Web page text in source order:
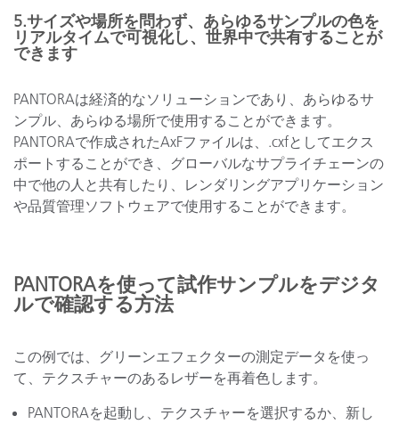
5.サイズや場所を問わず、あらゆるサンプルの色を
リアルタイムで可視化し、世界中で共有することが
できます
PANTORAは経済的なソリューションであり、あらゆるサ
ンプル、あらゆる場所で使用することができます。
PANTORAで作成されたAxFファイルは、.cxfとしてエクス
ポートすることができ、グローバルなサプライチェーンの
中で他の人と共有したり、レンダリングアプリケーション
や品質管理ソフトウェアで使用することができます。
PANTORAを使って試作サンプルをデジタ
ルで確認する方法
この例では、グリーンエフェクターの測定データを使っ
て、テクスチャーのあるレザーを再着色します。
PANTORAを起動し、テクスチャーを選択するか、新し